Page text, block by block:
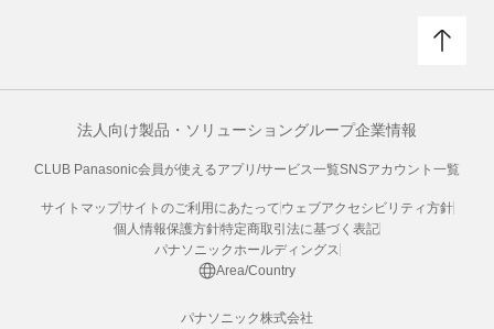
法人向け製品・ソリューショングループ企業情報
CLUB Panasonic会員が使えるアプリ/サービス一覧SNSアカウント一覧
サイトマップサイトのご利用にあたって ウェブアクセシビリティ方針
個人情報保護方針特定商取引法に基づく表記
パナソニックホールディングス
Area/Country
パナソニック株式会社